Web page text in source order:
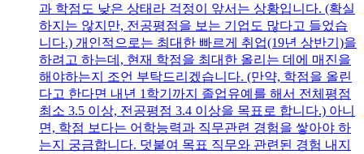
과 학점도 낮은 상태라 걱정이 앞서는 상황입니다. (확실
하지는 않지만, 전공평점을 보는 기업도 많다고 들었습
니다.) 개인적으로는 최대한 빠르게 취업(19년 상반기)을
하려고 하는데, 현재 학점을 최대한 올리는 데에 매진을
해야하는지 조언 부탁드리겠습니다. (만약, 학점을 올린
다고 한다면 내년 1학기까지 졸업유예를 해서 전체평점
최소 3.5 이상, 전공평점 3.4 이상을 목표로 합니다.) 아니
면, 학점 보다는 어학능력과 직무관련 경험을 쌓아야 하
는지 궁금합니다. 덧붙여 목표 직무와 관련된 경험 내지